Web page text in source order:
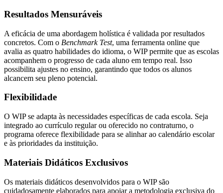
Resultados Mensuráveis
A eficácia de uma abordagem holística é validada por resultados
concretos. Com o Benchmark Test, uma ferramenta online que
avalia as quatro habilidades do idioma, o WIP permite que as escolas
acompanhem o progresso de cada aluno em tempo real. Isso
possibilita ajustes no ensino, garantindo que todos os alunos
alcancem seu pleno potencial.
Flexibilidade
O WIP se adapta às necessidades específicas de cada escola. Seja
integrado ao currículo regular ou oferecido no contraturno, o
programa oferece flexibilidade para se alinhar ao calendário escolar
e às prioridades da instituição.
Materiais Didáticos Exclusivos
Os materiais didáticos desenvolvidos para o WIP são
cuidadosamente elaborados para apoiar a metodologia exclusiva do